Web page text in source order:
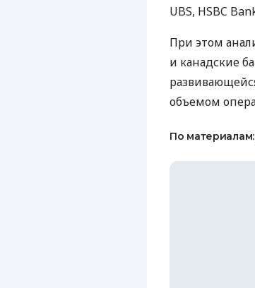
UBS, HSBC
При этом
и канадские
объемом
По материалам: